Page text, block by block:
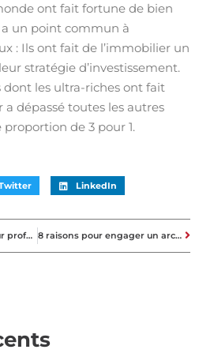
ont fait fortune de bien
a un point commun à
: Ils ont fait de l’immobilier un
stratégie d’investissement.
dont les ultra-riches ont fait
dépassé toutes les autres
de 3 pour 1.
LinkedIn
Engagez un constructeur professionnel pour garantir vos travaux 8 raisons pour engager un architecte